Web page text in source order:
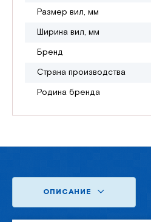
Размер вил, мм
Ширина вил, мм
Бренд
Страна производства
Родина бренда
ОПИСАНИЕ